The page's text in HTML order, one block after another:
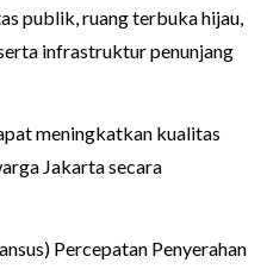
publik, ruang terbuka hijau,
infrastruktur penunjang
meningkatkan kualitas
Jakarta secara
Percepatan Penyerahan